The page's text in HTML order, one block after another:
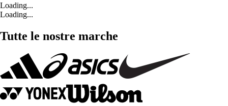
Loading...
Loading...
Tutte le nostre marche